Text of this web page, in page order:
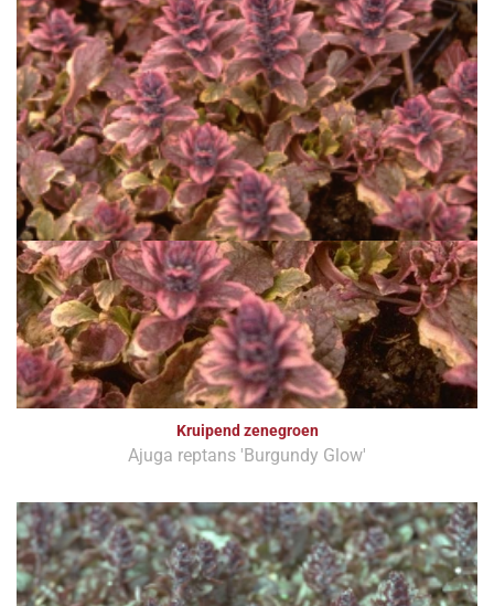
Kruipend zenegroen
Ajuga reptans 'Burgundy Glow'